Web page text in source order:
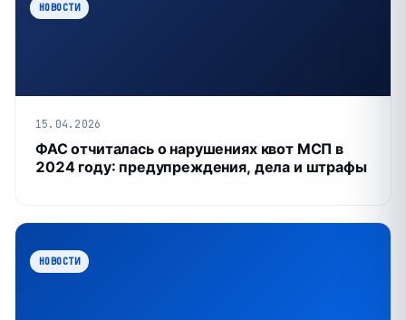
НОВОСТИ
15.04.2026
ФАС отчиталась о нарушениях квот МСП в
2024 году: предупреждения, дела и штрафы
НОВОСТИ